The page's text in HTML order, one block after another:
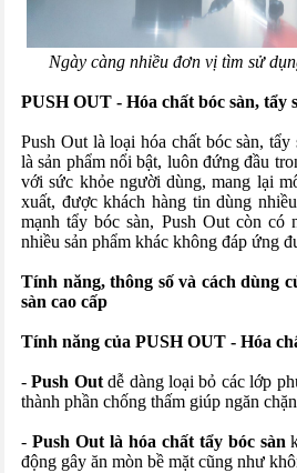
Ngày càng nhiều đơn vị tìm sử
PUSH OUT - Hóa chất bóc sàn, tẩy
Push Out là loại hóa chất bóc sàn,
là sản phẩm nổi bật, luôn đứng đầu
với sức khỏe người dùng, mang lại
xuất, được khách hàng tin dùng
mạnh tẩy bóc sàn, Push Out còn có
nhiều sản phẩm khác không đáp ứng
Tính năng, thông số và cách dùng
sàn cao cấp
Tính năng của PUSH OUT - Hóa
-Push Outdễ dàng loại bỏ các lớp
thành phần chống thấm giúp ngăn
- Push Out là hóa chất tẩy bóc sàn
động gây ăn mòn bề mặt cũng như